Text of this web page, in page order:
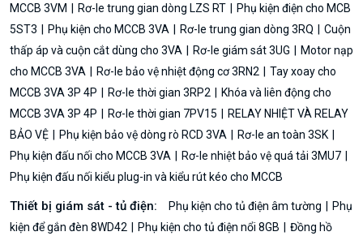
MCCB 3VM
Rơ-le trung gian dòng LZS RT
Phụ kiện điện cho MCB
5ST3
Phụ kiện cho MCCB 3VA Rơ-le trung gian dòng 3RQ
Cuộn
thấp áp và cuộn cắt dùng cho 3VA
Rơ-le giám sát 3UG
Motor nạp
cho MCCB 3VA
Rơ-le bảo vệ nhiệt động cơ 3RN2
Tay xoay cho
MCCB 3VA 3P 4P
Rơ-le thời gian 3RP2
Khóa và liên động cho
MCCB 3VA 3P 4P
Rơ-le thời gian 7PV15
RELAY NHIỆT VÀ RELAY
BẢO VỆ
Phụ kiện bảo vệ dòng rò RCD 3VA
Rơ-le an toàn 3SK
Phụ kiện đấu nối cho MCCB 3VA
Rơ-le nhiệt bảo vệ quá tải 3MU7
Phụ kiện đấu nối kiểu plug-in và kiểu rút kéo cho MCCB
Thiết bị giám sát - tủ điện: Phụ kiện cho tủ điện âm tường
Phụ
kiện để gắn đèn 8WD42
Phụ kiện cho tủ điện nổi 8GB
Đồng hồ